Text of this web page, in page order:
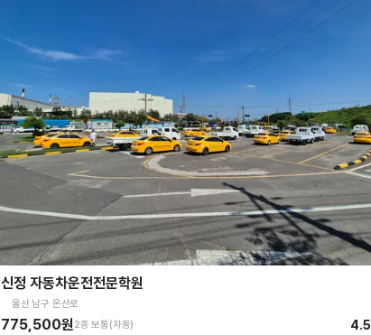
신정 자동차운전전문학원
울산 남구 온산로
775,500원2종 보통(자동) 4.5